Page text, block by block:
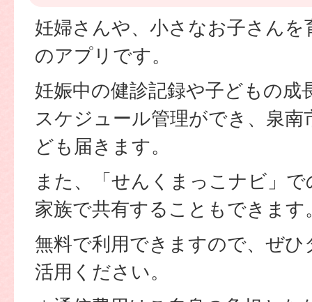
妊婦さんや、小さなお子さん
のアプリです。
妊娠中の健診記録や子どもの成
スケジュール管理ができ、泉
ども届きます。
また、「せんくまっこナビ」
家族で共有することもできます
無料で利用できますので、ぜ
活用ください。